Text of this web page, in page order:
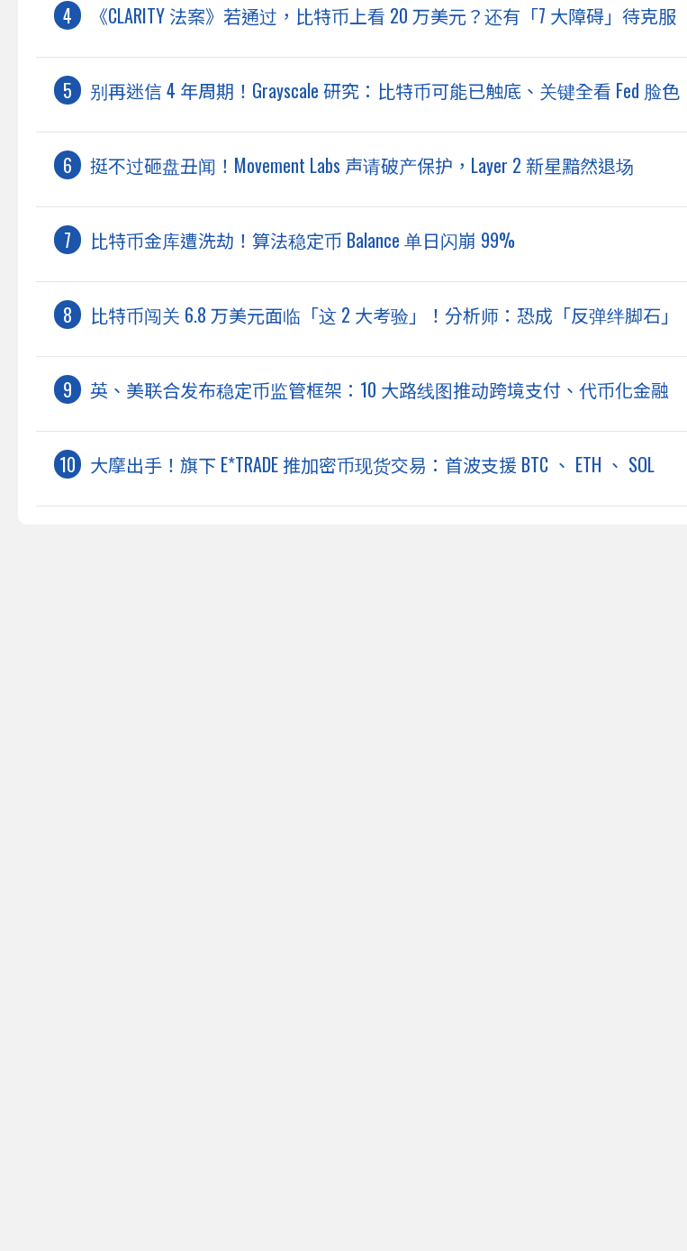
《CLARITY 法案》若通过，比特币上看 20 万美元？还有「7 大障碍」待克服
别再迷信 4 年周期！Grayscale 研究：比特币可能已触底、关键全看 Fed 脸色
挺不过砸盘丑闻！Movement Labs 声请破产保护，Layer 2 新星黯然退场
比特币金库遭洗劫！算法稳定币 Balance 单日闪崩 99%
比特币闯关 6.8 万美元面临「这 2 大考验」！分析师：恐成「反弹绊脚石」
英、美联合发布稳定币监管框架：10 大路线图推动跨境支付、代币化金融
大摩出手！旗下 E*TRADE 推加密币现货交易：首波支援 BTC 、 ETH 、 SOL